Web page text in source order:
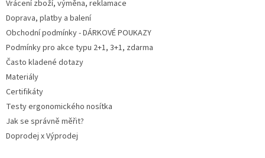
Vrácení zboží, výměna, reklamace
Doprava, platby a balení
Obchodní podmínky - DÁRKOVÉ POUKAZY
Podmínky pro akce typu 2+1, 3+1, zdarma
Často kladené dotazy
Materiály
Certifikáty
Testy ergonomického nosítka
Jak se správně měřit?
Doprodej x Výprodej